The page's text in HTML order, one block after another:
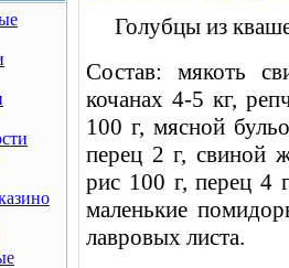
Голубцы из
Состав: мякоть
кочанах 4-5 кг,
100 г, мясной
перец 2 г, свиной
рис 100 г, перец 4
маленькие
лавровых листа.